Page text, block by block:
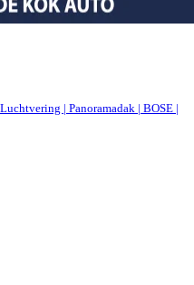
| Panoramadak | BOSE |